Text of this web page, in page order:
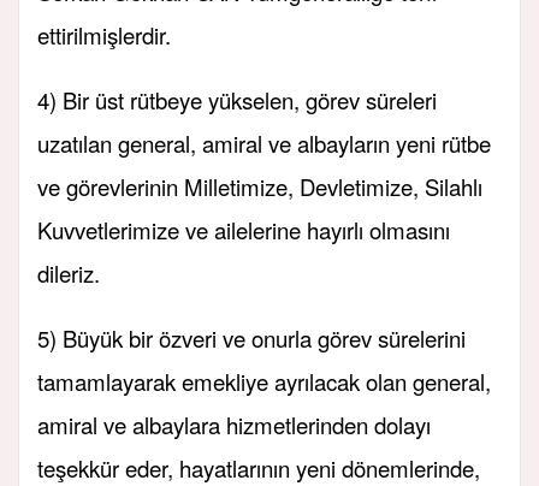
ettirilmişlerdir.
4) Bir üst rütbeye yükselen, görev süreleri
uzatılan general, amiral ve albayların yeni rütbe
ve görevlerinin Milletimize, Devletimize, Silahlı
Kuvvetlerimize ve ailelerine hayırlı olmasını
dileriz.
5) Büyük bir özveri ve onurla görev sürelerini
tamamlayarak emekliye ayrılacak olan general,
amiral ve albaylara hizmetlerinden dolayı
teşekkür eder, hayatlarının yeni dönemlerinde,